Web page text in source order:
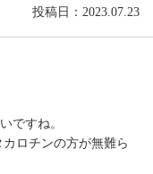
投稿日：2023.07.23
ですね。
ロチンの方が無難ら